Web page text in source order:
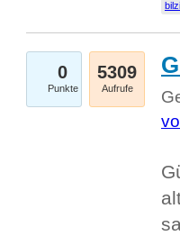
0
Punkte
5309
Aufrufe